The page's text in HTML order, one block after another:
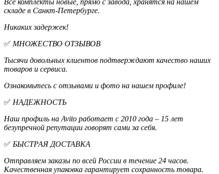
складе в Санкт-Петербурге.
Никаких задержек!
✅ МНОЖЕСТВО ОТЗЫВОВ
Тысячи довольных клиентов подтверждают качество наших
товаров и сервиса.
Ознакомьтесь с отзывами и фото на нашем профиле!
✅ НАДЕЖНОСТЬ
Наш профиль на Avito работает с 2010 года – 15 лет
безупречной репутации говорят сами за себя.
✅ БЫСТРАЯ ДОСТАВКА
Отправляем заказы по всей России в течение 24 часов.
Качественная упаковка гарантирует сохранность товара.